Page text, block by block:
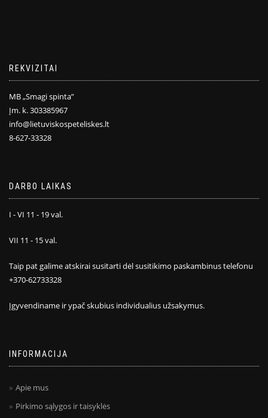
REKVIZITAI
MB „Smagi spinta”
Įm. k. 303385967
info@lietuviskospeteliskes.lt
8-627-33328
DARBO LAIKAS
I - VI 11 - 19 val.
VII 11 - 15 val.
Taip pat galime atskirai susitarti dėl susitikimo paskambinus telefonu
+370-62733328
Įgyvendiname ir ypač skubius individualius užsakymus.
INFORMACIJA
Apie mus
Pirkimo sąlygos ir taisyklės